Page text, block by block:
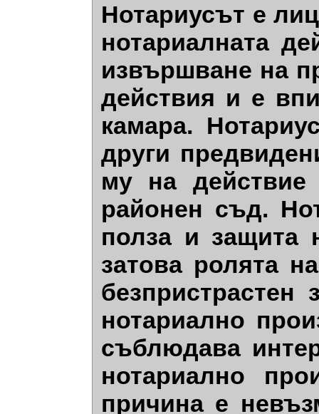
Нотариусът е
нотариалната
извършване на
действия и е
камара.
други
му на действие
районен съд.
полза и защита
затова ролята
нотариално
съблюдава
нотариално
причина е